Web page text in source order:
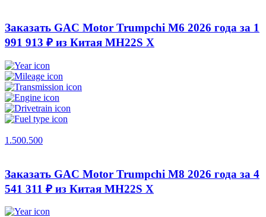
Заказать GAC Motor Trumpchi M6 2026 года за 1
991 913 ₽ из Китая MH22S X
1.500.500
Заказать GAC Motor Trumpchi M8 2026 года за 4
541 311 ₽ из Китая MH22S X